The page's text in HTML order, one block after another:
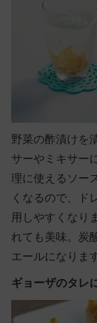
野菜の酢漬けを
サーやミキサー
理に使えるソー
くなるので、ド
用しやすくなり
れても美味。炭
エールになりま
ギョーザのタレ